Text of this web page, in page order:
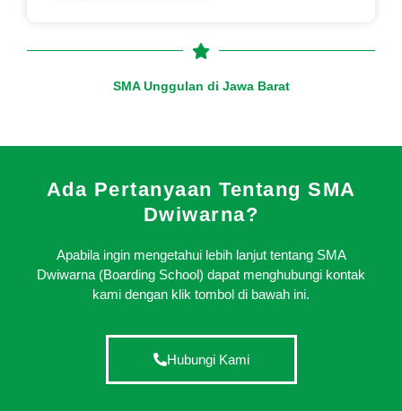
SMA Unggulan di Jawa Barat
Ada Pertanyaan Tentang SMA
Dwiwarna?
Apabila ingin mengetahui lebih lanjut tentang SMA
Dwiwarna (Boarding School) dapat menghubungi kontak
kami dengan klik tombol di bawah ini.
Hubungi Kami